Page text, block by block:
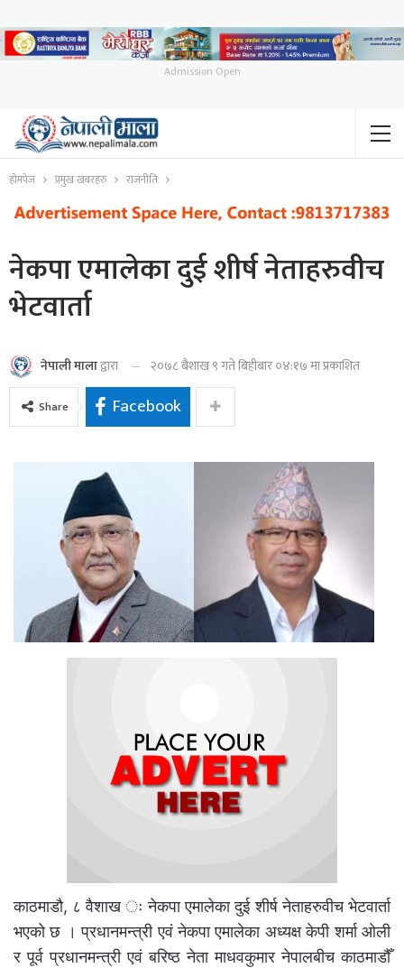
Admission Open
होमपेज प्रमुख खबरहरु राजनीति
नेकपा एमालेका दुई शीर्ष नेताहरुवीच
भेटवार्ता
नेपाली मालाद्वारा २०७८ बैशाख ९ गते बिहीबार ०४:१७ मा प्रकाशित
Share Facebook
काठमाडौ, ८ वैशाख ः नेकपा एमालेका दुई शीर्ष नेताहरुवीच भेटवार्ता
भएको छ । प्रधानमन्त्री एवं नेकपा एमालेका अध्यक्ष केपी शर्मा ओली
र पूर्व प्रधानमन्त्री एवं बरिष्ठ नेता माधवकुमार नेपालबीच काठमाडौँ